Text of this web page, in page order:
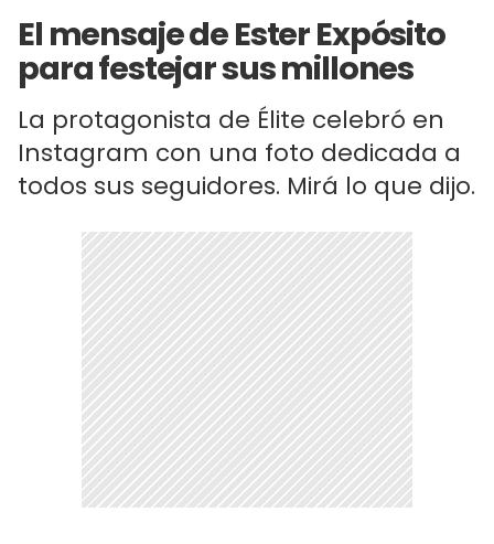
El mensaje de Ester Expósito
para festejar sus millones
La protagonista de Élite celebró en
Instagram con una foto dedicada a
todos sus seguidores. Mirá lo que dijo.